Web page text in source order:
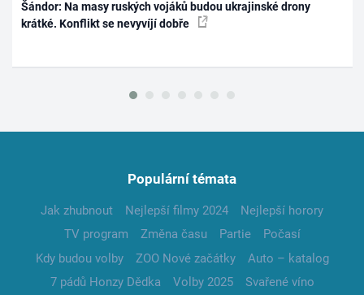
Šándor: Na masy ruských vojáků budou ukrajinské drony
krátké. Konflikt se nevyvíjí dobře
Populární témata
Jak zhubnout Nejlepší filmy 2024
Nejlepší horory
TV program
Změna času Partie
Počasí
Kdy budou volby
ZOO Nové začátky
Auto – katalog
7 pádů Honzy Dědka
Volby 2025
Svařené víno